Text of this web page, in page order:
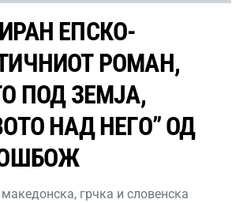
ЕПСКО-
РОМАН,
ПОД ЗЕМЈА,
НАД НЕГО” ОД
грчка и словенска